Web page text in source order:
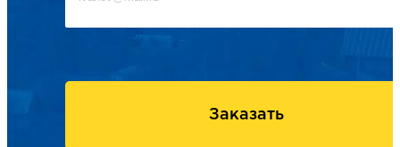
Заказать